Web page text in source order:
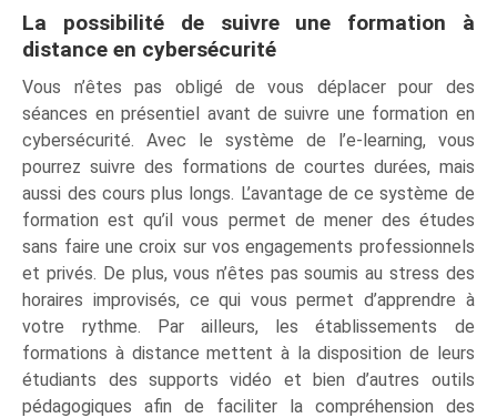
La possibilité de suivre une formation à
distance en cybersécurité
Vous n’êtes pas obligé de vous déplacer pour des
séances en présentiel avant de suivre une formation en
cybersécurité. Avec le système de l’e-learning, vous
pourrez suivre des formations de courtes durées, mais
aussi des cours plus longs. L’avantage de ce système de
formation est qu’il vous permet de mener des études
sans faire une croix sur vos engagements professionnels
et privés. De plus, vous n’êtes pas soumis au stress des
horaires improvisés, ce qui vous permet d’apprendre à
votre rythme. Par ailleurs, les établissements de
formations à distance mettent à la disposition de leurs
étudiants des supports vidéo et bien d’autres outils
pédagogiques afin de faciliter la compréhension des